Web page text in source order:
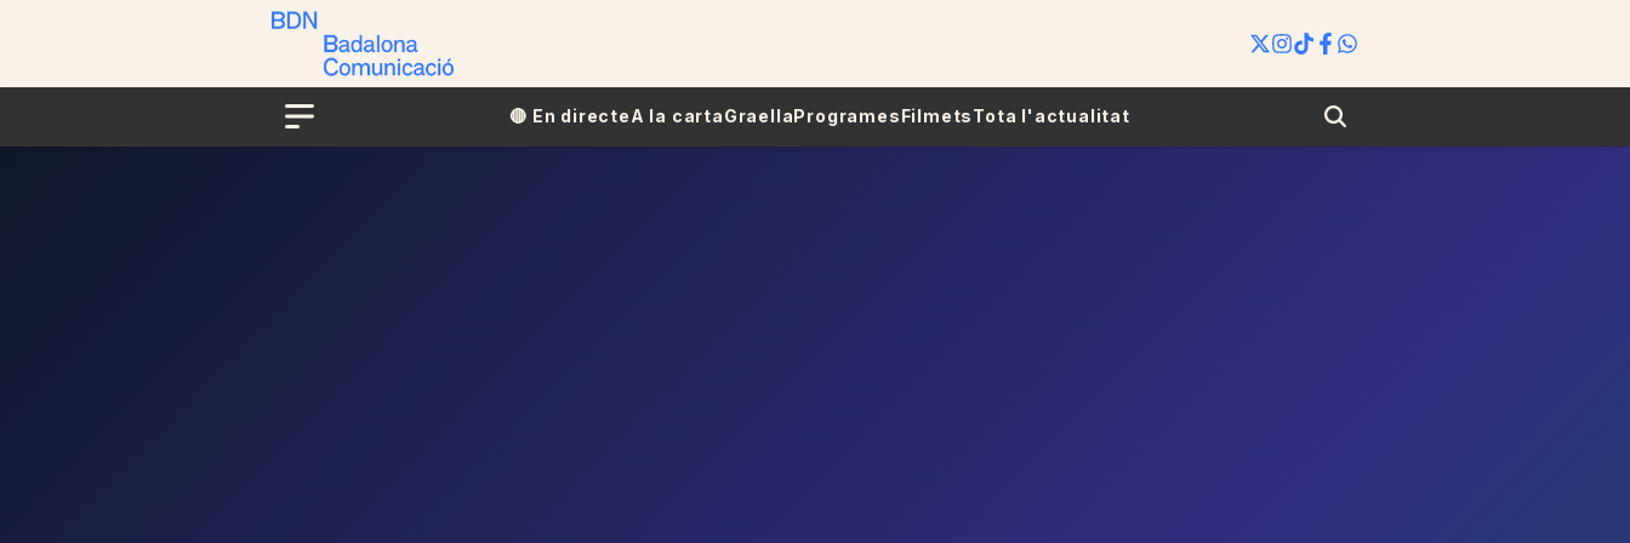
Menu
🔴​​ En directeA la cartaGraellaProgramesFilmetsTota l'actualitat Search